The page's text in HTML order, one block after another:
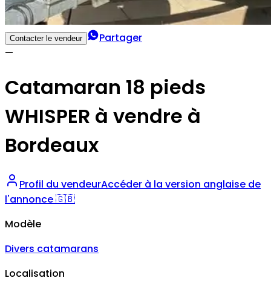
Contacter le vendeur
Partager
—
Catamaran 18 pieds
WHISPER à vendre à
Bordeaux
Profil du vendeurAccéder à la version anglaise de
l'annonce 🇬🇧
Modèle
Divers catamarans
Localisation